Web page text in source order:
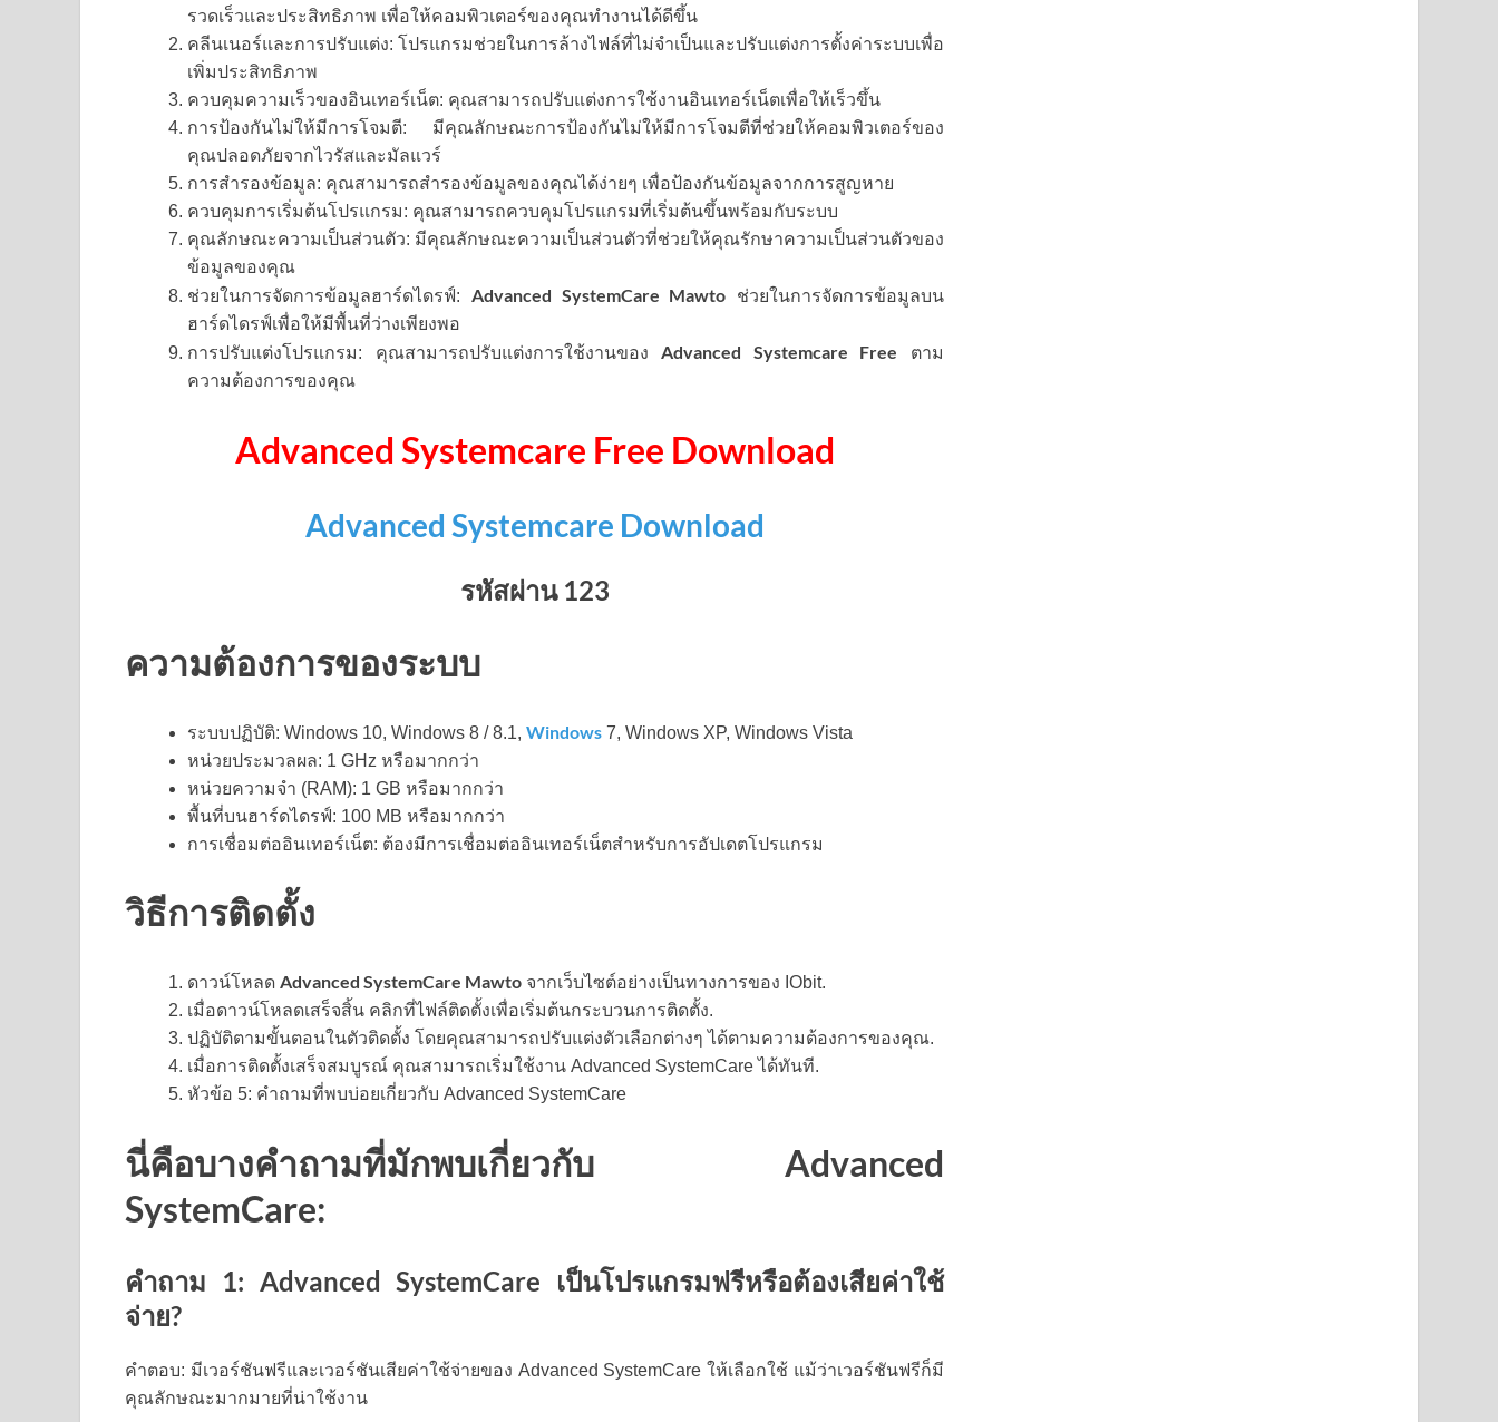
รวดเร็วและประสิทธิภาพ เพื่อให้คอมพิวเตอร์ของคุณทำงานได้ดีขึ้น
คลีนเนอร์และการปรับแต่ง: โปรแกรมช่วยในการล้างไฟล์ที่ไม่จำเป็นและปรับแต่งการตั้งค่าระบบเพื่อ
เพิ่มประสิทธิภาพ
ควบคุมความเร็วของอินเทอร์เน็ต: คุณสามารถปรับแต่งการใช้งานอินเทอร์เน็ตเพื่อให้เร็วขึ้น
การป้องกันไม่ให้มีการโจมตี: มีคุณลักษณะการป้องกันไม่ให้มีการโจมตีที่ช่วยให้คอมพิวเตอร์ของ
คุณปลอดภัยจากไวรัสและมัลแวร์
การสำรองข้อมูล: คุณสามารถสำรองข้อมูลของคุณได้ง่ายๆ เพื่อป้องกันข้อมูลจากการสูญหาย
ควบคุมการเริ่มต้นโปรแกรม: คุณสามารถควบคุมโปรแกรมที่เริ่มต้นขึ้นพร้อมกับระบบ
คุณลักษณะความเป็นส่วนตัว: มีคุณลักษณะความเป็นส่วนตัวที่ช่วยให้คุณรักษาความเป็นส่วนตัวของ
ข้อมูลของคุณ
ช่วยในการจัดการข้อมูลฮาร์ดไดรฟ์: Advanced SystemCare Mawto ช่วยในการจัดการข้อมูลบน
ฮาร์ดไดรฟ์เพื่อให้มีพื้นที่ว่างเพียงพอ
การปรับแต่งโปรแกรม: คุณสามารถปรับแต่งการใช้งานของAdvanced Systemcare Free ตาม
ความต้องการของคุณ
Advanced Systemcare Free Download
Advanced Systemcare Download
รหัสผ่าน 123
ความต้องการของระบบ
ระบบปฏิบัติ: Windows 10, Windows 8 / 8.1, Windows 7, Windows XP, Windows Vista
หน่วยประมวลผล: 1 GHz หรือมากกว่า
หน่วยความจำ (RAM): 1 GB หรือมากกว่า
พื้นที่บนฮาร์ดไดรฟ์: 100 MB หรือมากกว่า
การเชื่อมต่ออินเทอร์เน็ต: ต้องมีการเชื่อมต่ออินเทอร์เน็ตสำหรับการอัปเดตโปรแกรม
วิธีการติดตั้ง
ดาวน์โหลด Advanced SystemCare Mawto จากเว็บไซต์อย่างเป็นทางการของ IObit.
เมื่อดาวน์โหลดเสร็จสิ้น คลิกที่ไฟล์ติดตั้งเพื่อเริ่มต้นกระบวนการติดตั้ง.
ปฏิบัติตามขั้นตอนในตัวติดตั้ง โดยคุณสามารถปรับแต่งตัวเลือกต่างๆ ได้ตามความต้องการของคุณ.
เมื่อการติดตั้งเสร็จสมบูรณ์ คุณสามารถเริ่มใช้งาน Advanced SystemCare ได้ทันที.
หัวข้อ 5: คำถามที่พบบ่อยเกี่ยวกับ Advanced SystemCare
นี่คือบางคำถามที่มักพบเกี่ยวกับ Advanced
SystemCare:
คำถาม 1: Advanced SystemCare เป็นโปรแกรมฟรีหรือต้องเสียค่าใช้
จ่าย?
คำตอบ: มีเวอร์ชันฟรีและเวอร์ชันเสียค่าใช้จ่ายของ Advanced SystemCare ให้เลือกใช้ แม้ว่าเวอร์ชันฟรีก็มี
คุณลักษณะมากมายที่น่าใช้งาน